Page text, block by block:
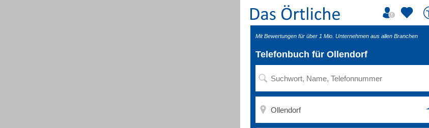
Mit Bewertungen für über 1 Mio. Unternehmen aus allen Branchen
Telefonbuch für Ollendorf